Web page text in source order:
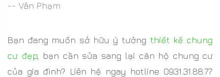
-- Vân Phạm
Bạn đang muốn sở hữu ý tưởng thiết kế chung
cư đẹp, bạn cần sửa sang lại căn hộ chung cư
của gia đình? Liên hệ ngay hotline 0931.31.88.77